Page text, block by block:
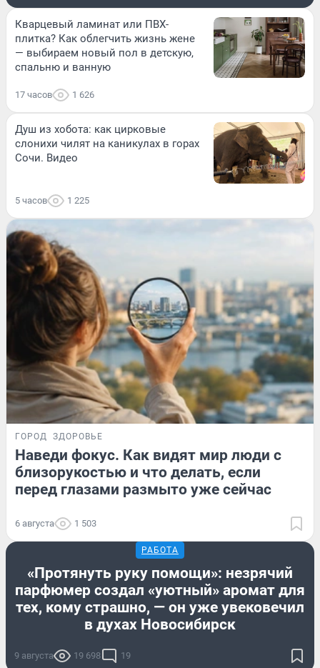
Кварцевый ламинат или ПВХ-
плитка? Как облегчить жизнь жене
— выбираем новый пол в детскую,
спальню и ванную
17 часов 1 626
Душ из хобота: как цирковые
слонихи чилят на каникулах в горах
Сочи. Видео
5 часов 1 225
ГОРОД ЗДОРОВЬЕ
Наведи фокус. Как видят мир люди с
близорукостью и что делать, если
перед глазами размыто уже сейчас
6 августа 1 503
РАБОТА
«Протянуть руку помощи»: незрячий
парфюмер создал «уютный» аромат для
тех, кому страшно, — он уже увековечил
в духах Новосибирск
9 августа 19 698 19